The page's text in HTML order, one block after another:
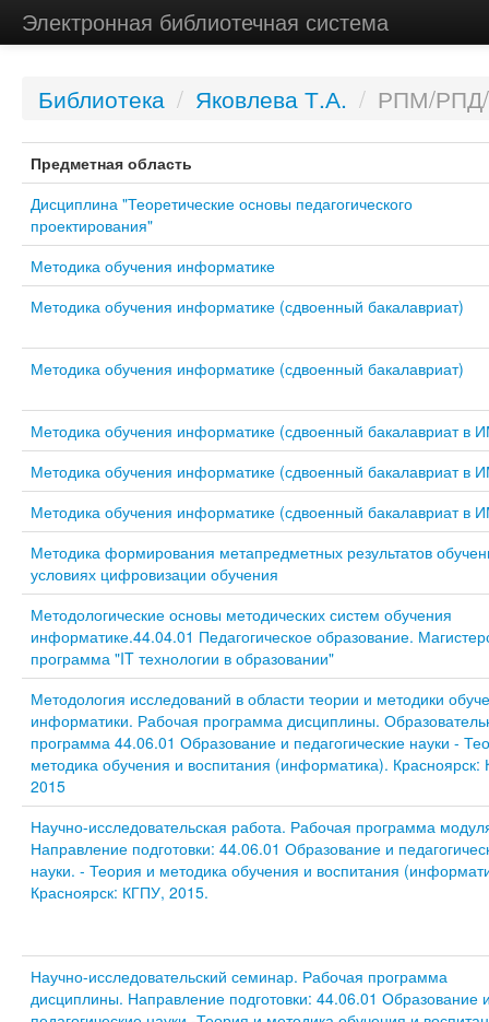
Электронная библиотечная система
Библиотека / Яковлева Т.А. / РПМ/
Предметная область
Дисциплина "Теоретические основы педагогического
проектирования"
Методика обучения информатике
Методика обучения информатике (сдвоенный бакалавриат)
Методика обучения информатике (сдвоенный бакалавриат)
Методика обучения информатике (сдвоенный бакалавриат в
Методика обучения информатике (сдвоенный бакалавриат в
Методика обучения информатике (сдвоенный бакалавриат в
Методика формирования метапредметных результатов
условиях цифровизации обучения
Методологические основы методических систем обучения
информатике.44.04.01 Педагогическое образование.
программа "IT технологии в образовании"
Методология исследований в области теории и методики
информатики. Рабочая программа дисциплины.
программа 44.06.01 Образование и педагогические науки -
методика обучения и воспитания (информатика). Красноярск:
2015
Научно-исследовательская работа. Рабочая программа
Направление подготовки: 44.06.01 Образование и
науки. - Теория и методика обучения и воспитания
Красноярск: КГПУ, 2015.
Научно-исследовательский семинар. Рабочая программа
дисциплины. Направление подготовки: 44.06.01 Образование